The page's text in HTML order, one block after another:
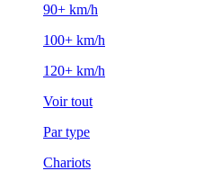
90+ km/h
100+ km/h
120+ km/h
Voir tout
Par type
Chariots